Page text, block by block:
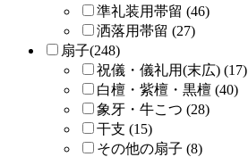
準礼装用帯留 (46)
洒落用帯留 (27)
扇子(248)
祝儀・儀礼用(末広) (17)
白檀・紫檀・黒檀 (40)
象牙・牛こつ (28)
干支 (15)
その他の扇子 (8)